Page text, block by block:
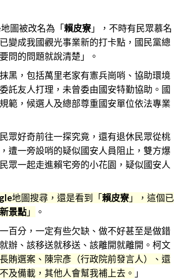
圖被改名為「賴皮寮」，不時有民眾慕名
變成我國觀光事業新的打卡點，國民黨總
問的問題就說清楚」。
黑，包括萬里老家有憲兵崗哨、協助環境
託友人打理，未曾委由國安特勤協助 。國
範，候選人及總部尊重國安單位依法專業
眾好奇前往一探究竟，還有退休民眾從桃
遭一旁設哨的疑似國安人員阻止，雙方爆
眾一起走進賴宅旁的小花園，疑似國安人
地圖搜尋，還是看到「賴皮寮」，這個已
景點 」
。
百分，一定有些欠缺、做不好甚至是做錯
辦、該移送就移送、該離開就離開。柯文
賄選案、陳宗彥（行政院前發言人）、還
及備載，其他人會幫我補上去。 」